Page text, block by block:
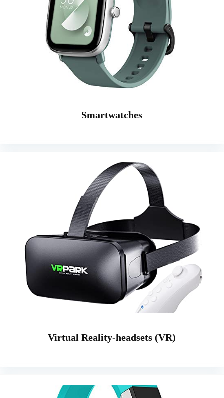
Smartwatches
Virtual Reality-headsets (VR)